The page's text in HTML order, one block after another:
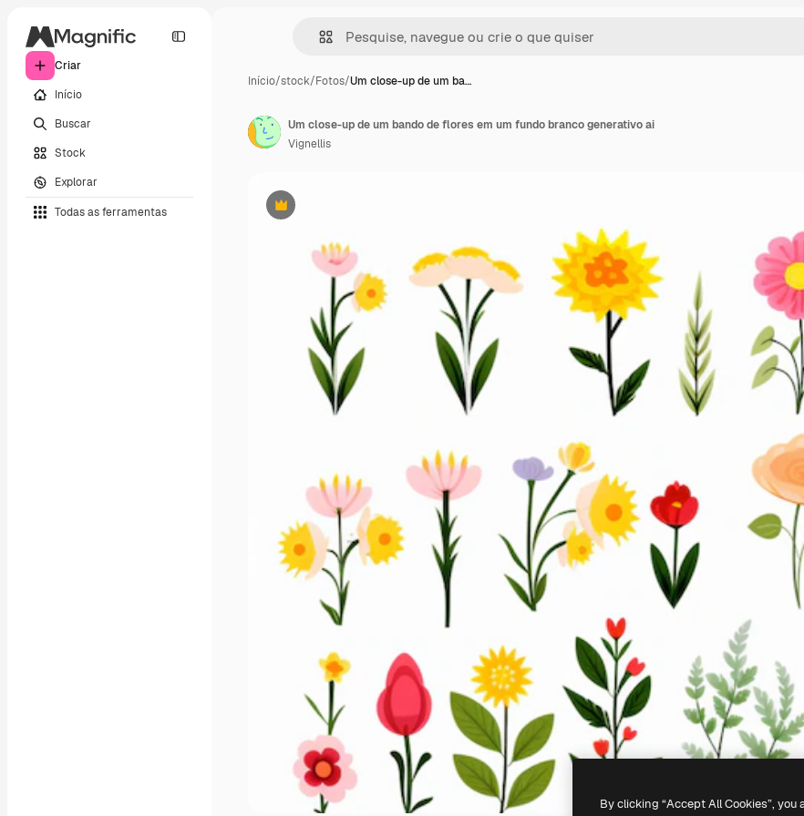
Criar
Início
Buscar
Stock
Explorar
Todas as ferramentas
Início/stock/Fotos/Um close-up de um ba…
Premium
Um close-up de um bando de flores em um fundo branco generativo ai
Vignellis
By clicking “Accept All Cookies”,